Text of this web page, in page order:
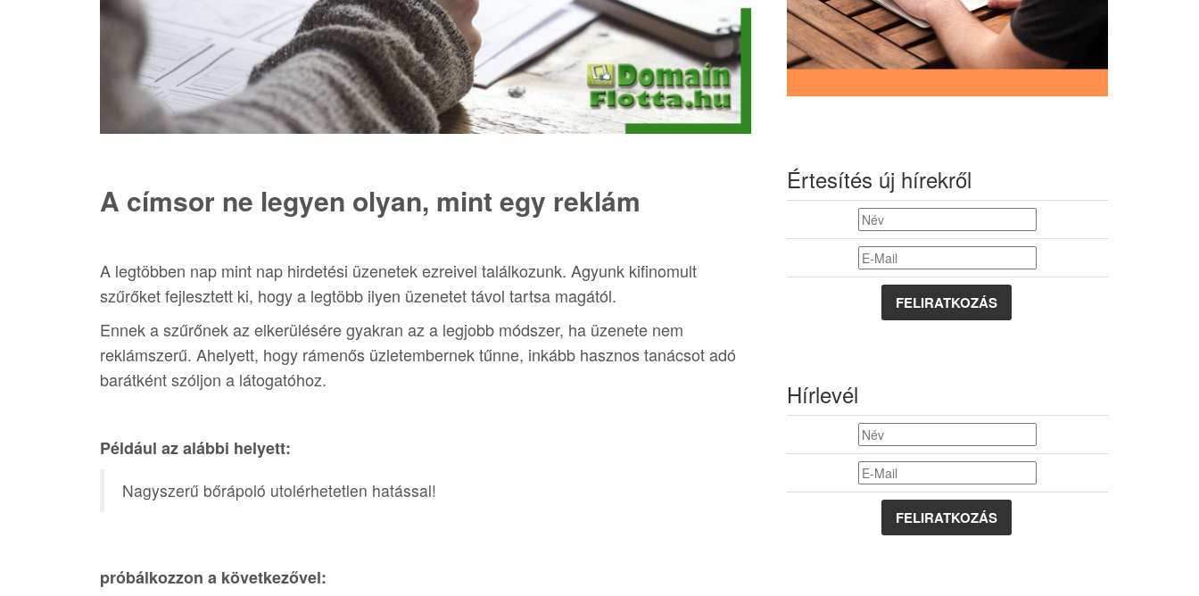
A címsor ne legyen olyan, mint egy reklám
A legtöbben nap mint nap hirdetési üzenetek ezreivel találkozunk. Agyunk kifinomult
szűrőket fejlesztett ki, hogy a legtöbb ilyen üzenetet távol tartsa magától.
Ennek a szűrőnek az elkerülésére gyakran az a legjobb módszer, ha üzenete nem
reklámszerű. Ahelyett, hogy rámenős üzletembernek tűnne, inkább hasznos tanácsot adó
barátként szóljon a látogatóhoz.
Például az alábbi helyett:
Nagyszerű bőrápoló utolérhetetlen hatással!
próbálkozzon a következővel:
Értesítés új hírekről
FELIRATKOZÁS
Hírlevél